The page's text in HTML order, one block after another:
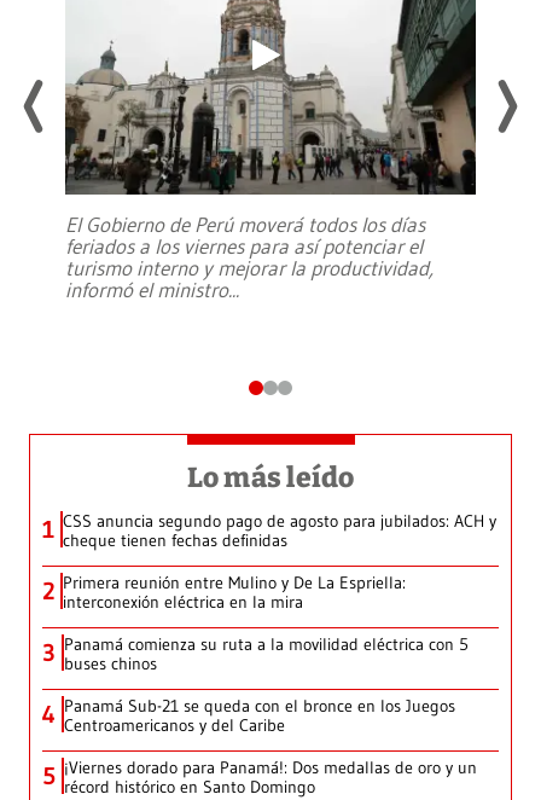
El Gobierno de Perú moverá todos los días
feriados a los viernes para así potenciar el
turismo interno y mejorar la productividad,
informó el ministro...
Lo más leído
1 CSS anuncia segundo pago de agosto para jubilados: ACH y
cheque tienen fechas definidas
2 Primera reunión entre Mulino y De La Espriella:
interconexión eléctrica en la mira
3 Panamá comienza su ruta a la movilidad eléctrica con 5
buses chinos
4 Panamá Sub-21 se queda con el bronce en los Juegos
Centroamericanos y del Caribe
5 ¡Viernes dorado para Panamá!: Dos medallas de oro y un
récord histórico en Santo Domingo